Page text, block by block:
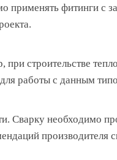
применять фитинги с
строительстве
работы с данным
Сварку необходимо
производителя